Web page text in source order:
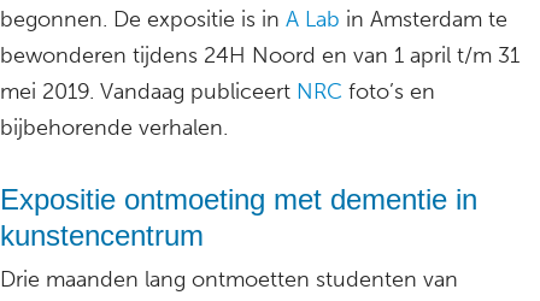
begonnen. De expositie is in A Lab in Amsterdam te
bewonderen tijdens 24H Noord en van 1 april t/m 31
mei 2019. Vandaag publiceert NRC foto’s en
bijbehorende verhalen.
Expositie ontmoeting met dementie in
kunstencentrum
Drie maanden lang ontmoetten studenten van